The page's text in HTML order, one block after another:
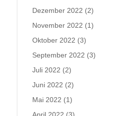
Dezember 2022 (2)
November 2022 (1)
Oktober 2022 (3)
September 2022 (3)
Juli 2022 (2)
Juni 2022 (2)
Mai 2022 (1)